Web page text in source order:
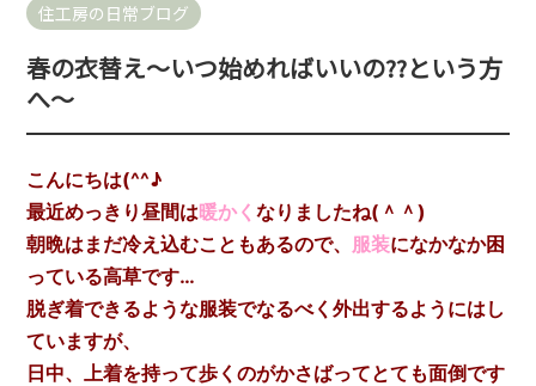
住工房の日常ブログ
春の衣替え～いつ始めればいいの??という方
へ～
こんにちは(^^♪
最近めっきり昼間は暖かくなりましたね(＾＾)
朝晩はまだ冷え込むこともあるので、 服装になかなか困
っている高草です…
脱ぎ着できるような服装でなるべく外出するようにはし
ていますが、
日中、上着を持って歩くのがかさばってとても面倒です